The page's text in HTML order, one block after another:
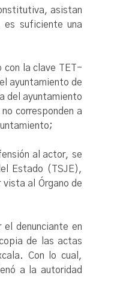
asistan
es suficiente una
con la clave TET-
ayuntamiento de
del ayuntamiento
corresponden a
al actor, se
Estado (TSJE),
al Órgano de
denunciante en
de las actas
Con lo cual,
a la autoridad